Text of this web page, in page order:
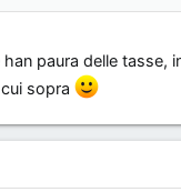
paura delle tasse,
sopra